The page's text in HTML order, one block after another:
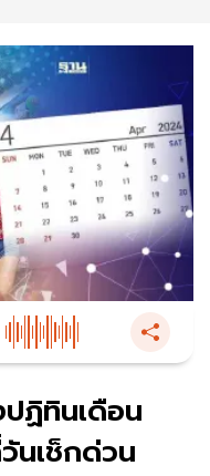
ฏิทินเดือน
นเช็กด่วน